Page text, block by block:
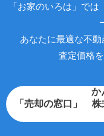
「お家のいろは」で
あなたに最適な不動
査定価格
か
「売却の窓口」 株